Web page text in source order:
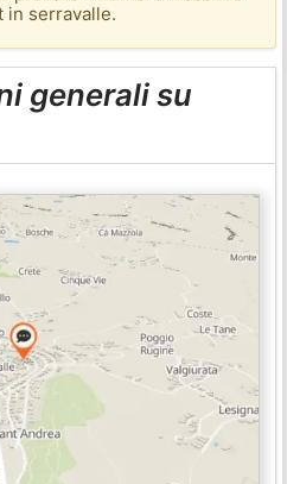
in serravalle.
generali su